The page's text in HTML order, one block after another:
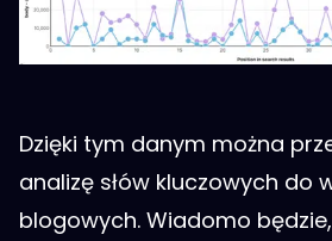
Dzięki tym danym można
analizę słów kluczowych do
blogowych. Wiadomo